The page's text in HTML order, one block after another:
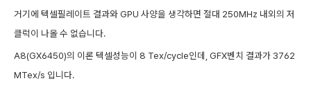
거기에 텍셀필레이트 결과와 GPU 사양을 생각하면 절대 250MHz 내외의 저
클럭이 나올 수 없습니다.
A8(GX6450)의 이론 텍셀성능이 8 Tex/cycle인데, GFX벤치 결과가 3762
MTex/s 입니다.